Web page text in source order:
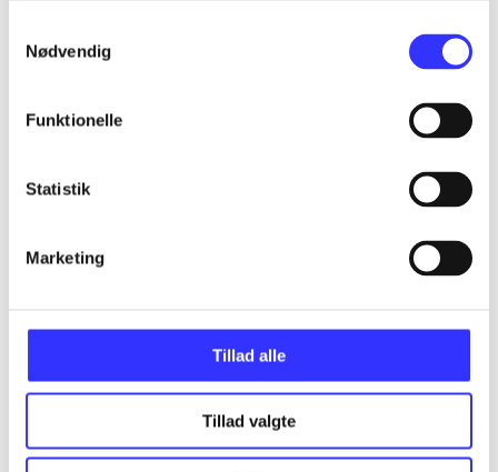
Nødvendig
Funktionelle
Statistik
Marketing
Tillad alle
Tillad valgte
Assassin's creed - birth of new world - the
American saga
Gå til serien
Assassin's creed III